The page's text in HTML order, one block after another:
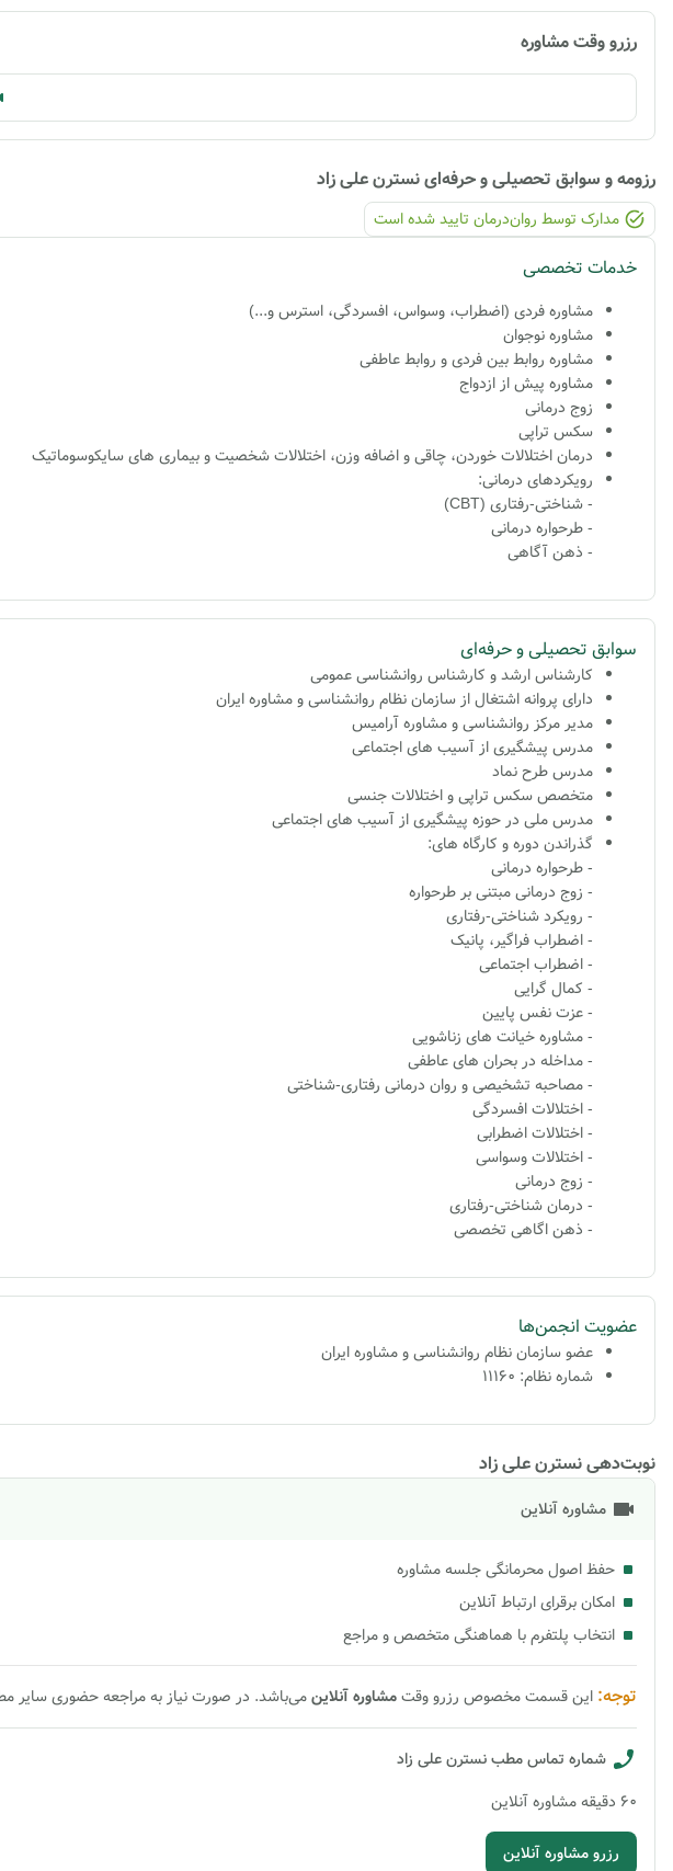
رزرو وقت مشاوره
رزومه و سوابق تحصیلی و حرفه‌اینسترن علی زاد
مدارک توسط روان‌درمان تایید شده ‌است
خدمات تخصصی
مشاوره فردی (اضطراب، وسواس، افسردگی، استرس و...)
مشاوره نوجوان
مشاوره روابط بین فردی و روابط عاطفی
مشاوره پیش از ازدواج
زوج درمانی
سکس تراپی
درمان اختلالات خوردن، چاقی و اضافه وزن، اختلالات شخصیت و بیماری های سایکوسوماتیک
رویکردهای درمانی:
- شناختی-رفتاری (CBT)
- طرحواره درمانی
- ذهن آگاهی
سوابق تحصیلی و حرفه‌ای
کارشناس ارشد و کارشناس روانشناسی عمومی
دارای پروانه اشتغال از سازمان نظام روانشناسی و مشاوره ایران
مدیر مرکز روانشناسی و مشاوره آرامیس
مدرس پیشگیری از آسیب های اجتماعی
مدرس طرح نماد
متخصص سکس تراپی و اختلالات جنسی
مدرس ملی در حوزه پیشگیری از آسیب های اجتماعی
گذراندن دوره و کارگاه های:
- طرحواره درمانی
- زوج درمانی مبتنی بر طرحواره
- رویکرد شناختی-رفتاری
- اضطراب فراگیر، پانیک
- اضطراب اجتماعی
- کمال گرایی
- عزت نفس پایین
- مشاوره خیانت های زناشویی
- مداخله در بحران های عاطفی
- مصاحبه تشخیصی و روان درمانی رفتاری-شناختی
- اختلالات افسردگی
- اختلالات اضطرابی
- اختلالات وسواسی
- زوج درمانی
- درمان شناختی-رفتاری
- ذهن اگاهی تخصصی
عضویت انجمن‌ها
عضو سازمان نظام روانشناسی و مشاوره ایران
شماره نظام: 11160
نوبت‌دهی نسترن علی زاد
مشاوره آنلاین
حفظ اصول محرمانگی جلسه مشاوره
امکان برقرای ارتباط آنلاین
انتخاب پلتفرم با هماهنگی متخصص و مراجع
توجه: این قسمت مخصوص رزرو وقتمشاورهآنلاینمی‌باشد. در صورت نیاز به مراجعه حضوری
شماره تماس مطبنسترن علی زاد
60 دقیقهمشاوره آنلاین
رزرو مشاوره آنلاین